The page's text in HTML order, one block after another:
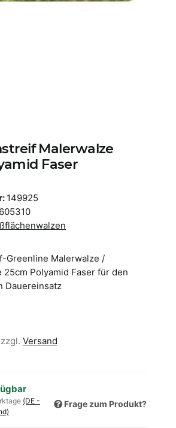
Malerwalze
Faser
149925
Greenline Malerwalze /
25cm Polyamid Faser für den
Dauereinsatz
Versand
(DE -
Frage zum Produkt?